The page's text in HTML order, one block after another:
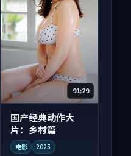
91:29
国产经典动作大
片：乡村篇
电影 2025